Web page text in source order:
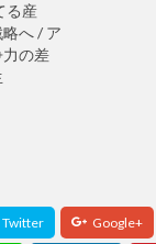
る産
へ / ア
力の差